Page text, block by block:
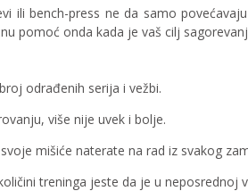
ili bench-press ne da samo
pomoć onda kada je vaš cilj
odrađenih serija i vežbi.
više nije uvek i bolje.
mišiće naterate na rad iz svakog
treninga jeste da je u neposrednoj